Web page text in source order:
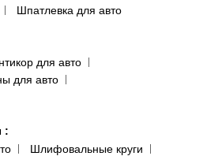
Шпатлевка для авто
для авто
для авто
:
Шлифовальные круги